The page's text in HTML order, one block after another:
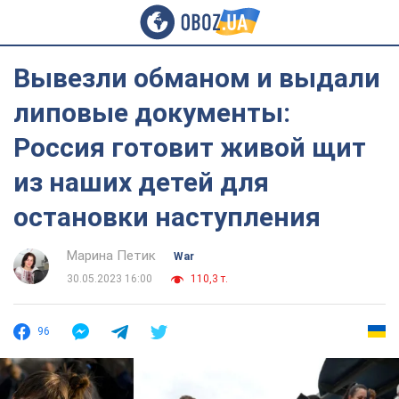
Вывезли обманом и выдали
липовые документы:
Россия готовит живой щит
из наших детей для
остановки наступления
Марина Петик
War
30.05.2023 16:00
110,3 т.
96